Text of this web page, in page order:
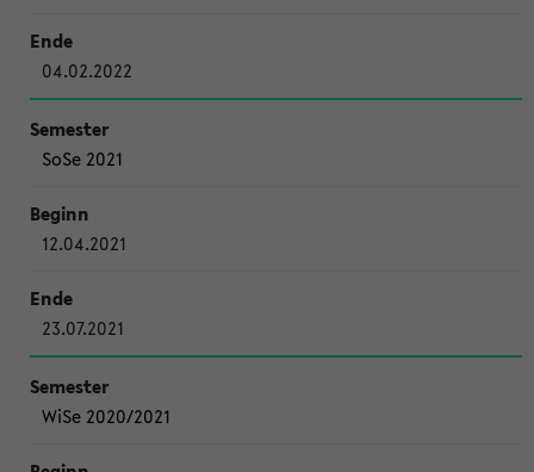
04.02.2022
SoSe 2021
12.04.2021
23.07.2021
WiSe 2020/2021